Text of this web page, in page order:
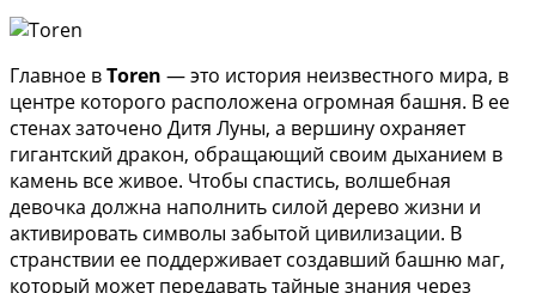
Главное вToren — это история неизвестного мира, в
центре которого расположена огромная башня. В ее
стенах заточено Дитя Луны, а вершину охраняет
гигантский дракон, обращающий своим дыханием в
камень все живое. Чтобы спастись, волшебная
девочка должна наполнить силой дерево жизни и
активировать символы забытой цивилизации. В
странствии ее поддерживает создавший башню маг,
который может передавать тайные знания через